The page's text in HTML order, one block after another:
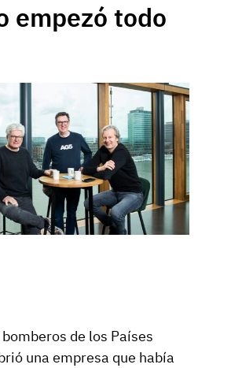
de cumplimiento
empieza a automatizar
empezó todo
de los Países
una empresa que había